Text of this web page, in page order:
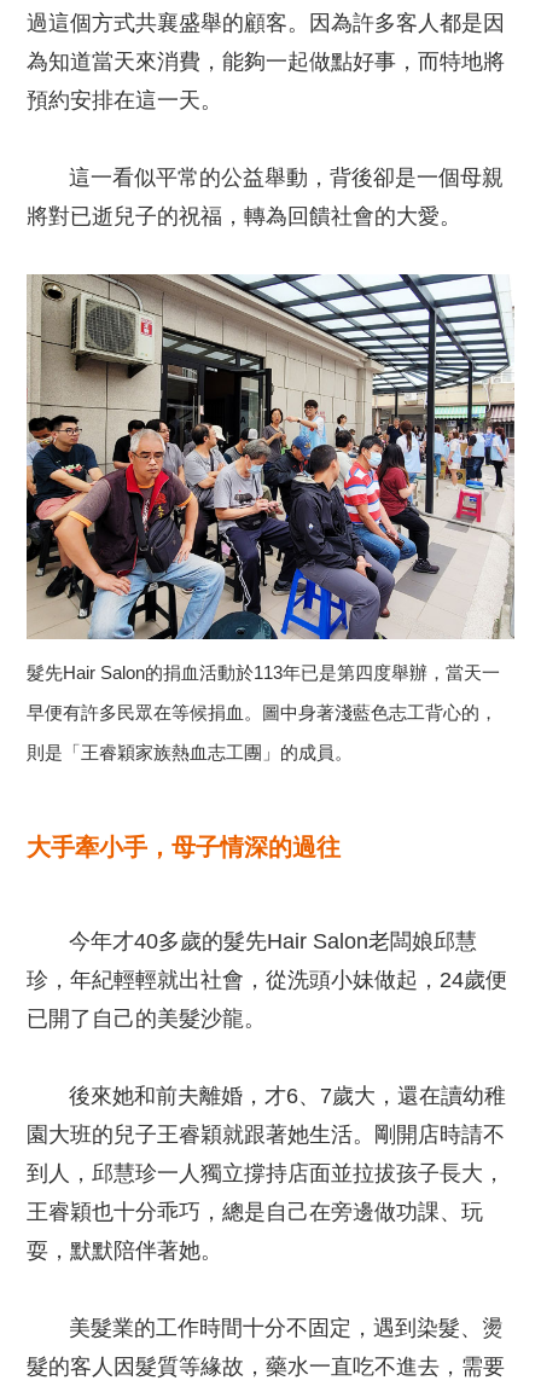
過這個方式共襄盛舉的顧客。因為許多客人都是因
為知道當天來消費，能夠一起做點好事，而特地將
預約安排在這一天。
這一看似平常的公益舉動，背後卻是一個母親
將對已逝兒子的祝福，轉為回饋社會的大愛。
髮先Hair Salon的捐血活動於113年已是第四度舉辦，當天一
早便有許多民眾在等候捐血。圖中身著淺藍色志工背心的，
則是「王睿穎家族熱血志工團」的成員。
大手牽小手，母子情深的過往
今年才40多歲的髮先Hair Salon老闆娘邱慧
珍，年紀輕輕就出社會，從洗頭小妹做起，24歲便
已開了自己的美髮沙龍。
後來她和前夫離婚，才6、7歲大，還在讀幼稚
園大班的兒子王睿穎就跟著她生活。剛開店時請不
到人，邱慧珍一人獨立撐持店面並拉拔孩子長大，
王睿穎也十分乖巧，總是自己在旁邊做功課、玩
耍，默默陪伴著她。
美髮業的工作時間十分不固定，遇到染髮、燙
髮的客人因髮質等緣故，藥水一直吃不進去，需要